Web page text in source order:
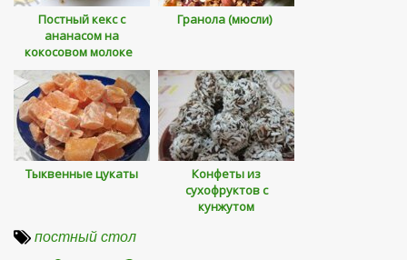
Постный кекс с
ананасом на
кокосовом молоке
Гранола (мюсли)
Тыквенные цукаты
Конфеты из
сухофруктов с
кунжутом
постный стол